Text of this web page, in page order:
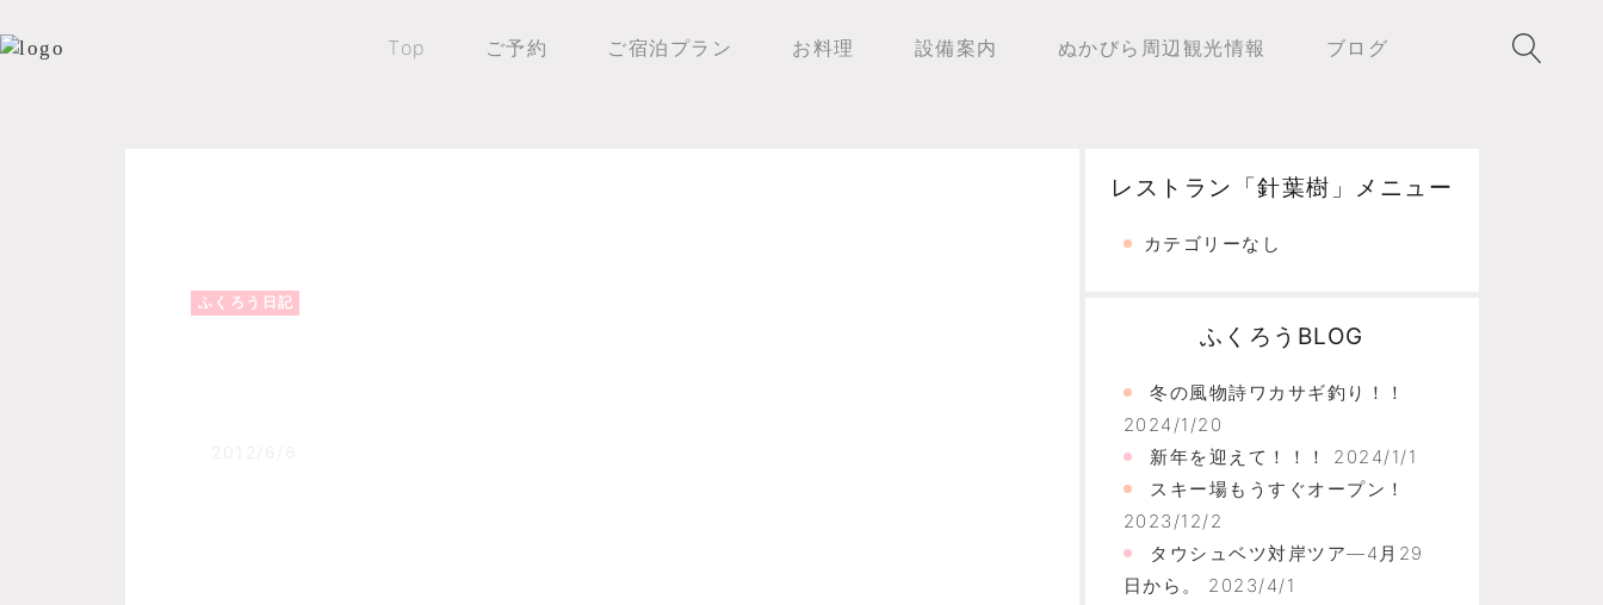
Top ご予約 ご宿泊プラン お料理 設備案内 ぬかびら周辺観光情報 ブログ
ふくろう日記
レストラン「針葉樹」メニュー
カテゴリーなし
ふくろうBLOG
冬の風物詩ワカサギ釣り！！
2024/1/20
新年を迎えて！！！
2024/1/1
スキー場もうすぐオープン！
2023/12/2
タウシュベツ対岸ツア―4月29
日から。
2023/4/1